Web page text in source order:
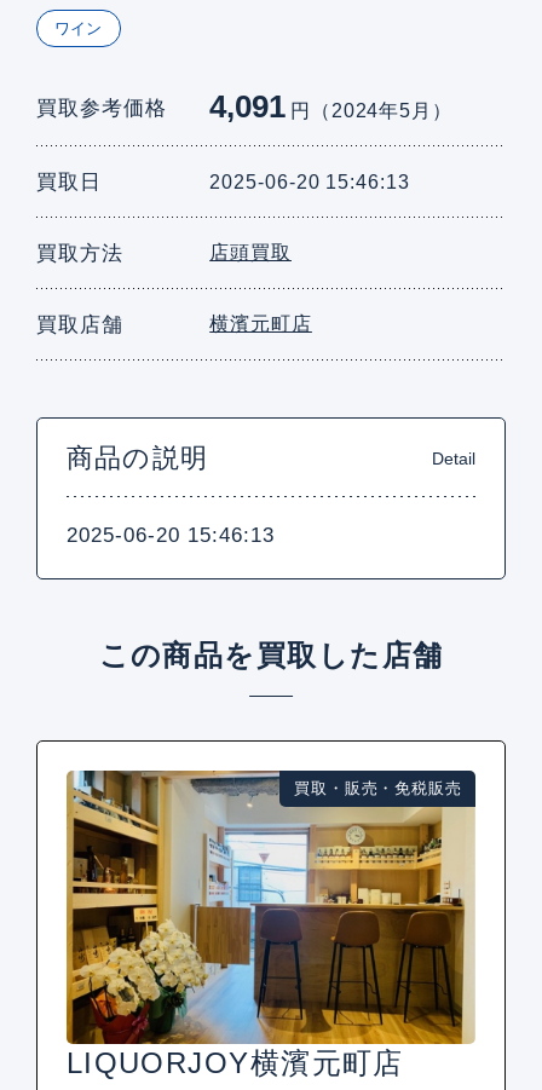
ワイン
買取参考価格 4,091 円（2024年5月）
買取日 2025-06-20 15:46:13
買取方法 店頭買取
買取店舗 横濱元町店
商品の説明 Detail
2025-06-20 15:46:13
この商品を買取した店舗
買取・販売・免税販売
LIQUORJOY横濱元町店